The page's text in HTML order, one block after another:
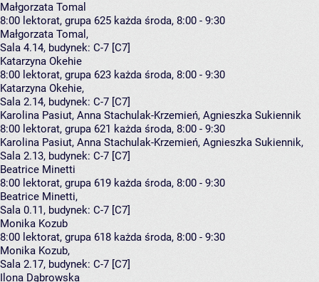
Małgorzata Tomal
8:00 lektorat, grupa 625 każda środa, 8:00 - 9:30
Małgorzata Tomal ,
Sala 4.14, budynek: C-7 [C7]
Katarzyna Okehie
8:00 lektorat, grupa 623 każda środa, 8:00 - 9:30
Katarzyna Okehie,
Sala 2.14, budynek: C-7 [C7]
Karolina Pasiut, Anna Stachulak-Krzemień, Agnieszka Sukiennik
8:00 lektorat, grupa 621 każda środa, 8:00 - 9:30
Karolina Pasiut, Anna Stachulak-Krzemień, Agnieszka Sukiennik,
Sala 2.13, budynek: C-7 [C7]
Beatrice Minetti
8:00 lektorat, grupa 619 każda środa, 8:00 - 9:30
Beatrice Minetti,
Sala 0.11, budynek: C-7 [C7]
Monika Kozub
8:00 lektorat, grupa 618 każda środa, 8:00 - 9:30
Monika Kozub,
Sala 2.17, budynek: C-7 [C7]
Ilona Dąbrowska